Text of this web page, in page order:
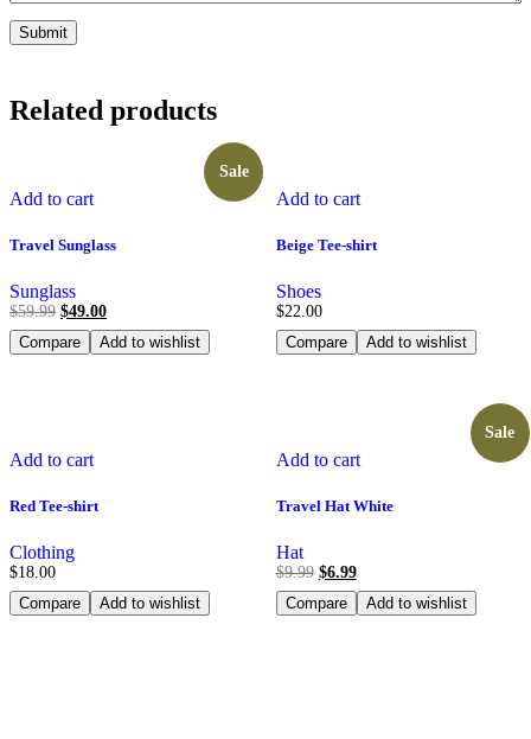
Related products
Sale
Add to cart
Travel Sunglass
Sunglass
$59.99 $49.00
Compare
Add to wishlist
Add to cart
Beige Tee-shirt
Shoes
$22.00
Compare
Add to wishlist
Add to cart
Red Tee-shirt
Clothing
$18.00
Compare
Add to wishlist
Sale
Add to cart
Travel Hat White
Hat
$9.99 $6.99
Compare
Add to wishlist